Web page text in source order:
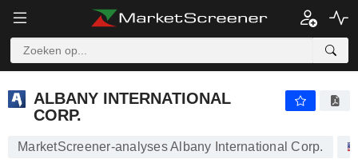
ALBANY INTERNATIONAL
CORP.
MarketScreener-analyses Albany International Corp.